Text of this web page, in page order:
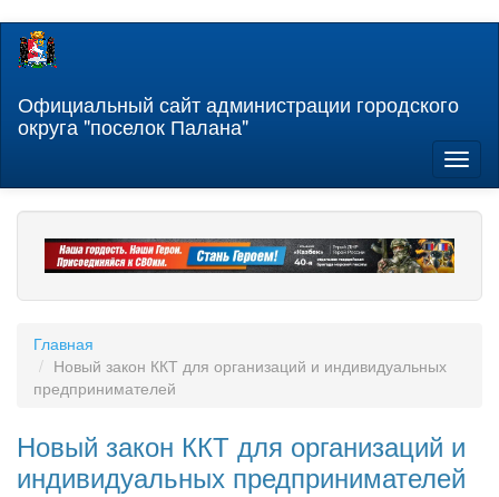
Перейти
содержанию
Официальный сайт администрации городского
округа "поселок Палана"
Главная
Новый закон ККТ для организаций и индивидуальных
предпринимателей
Новый закон ККТ для организаций и
индивидуальных предпринимателей